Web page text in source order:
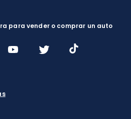
para vender o comprar un auto